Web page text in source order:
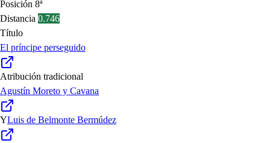
Posición 8ª
Distancia 0.746
Título
El príncipe perseguido
Atribución tradicional
Agustín Moreto y Cavana
YLuis de Belmonte Bermúdez